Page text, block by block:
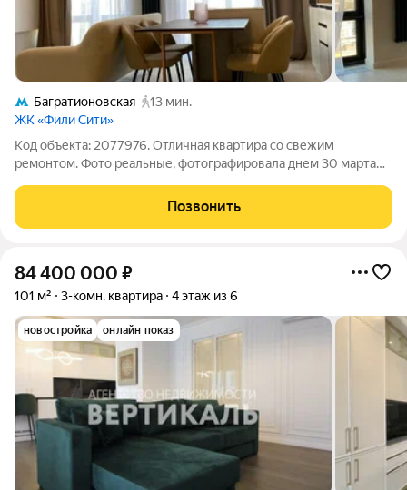
Багратионовская
13 мин.
ЖК «Фили Сити»
Код объекта: 2077976. Отличная квартира со свежим
ремонтом. Фото реальные, фотографировала днем 30 марта
потолок гипсокартон, мастер-спальня с огромной гардеробной
и своей ванной комнатой,
Позвонить
84 400 000 ₽
101 м² 3-комн. квартира 4 этаж из 6
новостройка онлайн показ